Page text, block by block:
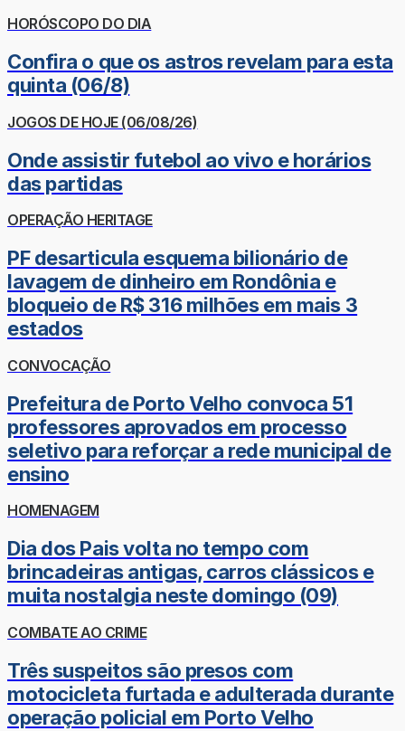
HORÓSCOPO DO DIA
Confira o que os astros revelam para esta
quinta (06/8)
JOGOS DE HOJE (06/08/26)
Onde assistir futebol ao vivo e horários
das partidas
OPERAÇÃO HERITAGE
PF desarticula esquema bilionário de
lavagem de dinheiro em Rondônia e
bloqueio de R$ 316 milhões em mais 3
estados
CONVOCAÇÃO
Prefeitura de Porto Velho convoca 51
professores aprovados em processo
seletivo para reforçar a rede municipal de
ensino
HOMENAGEM
Dia dos Pais volta no tempo com
brincadeiras antigas, carros clássicos e
muita nostalgia neste domingo (09)
COMBATE AO CRIME
Três suspeitos são presos com
motocicleta furtada e adulterada durante
operação policial em Porto Velho